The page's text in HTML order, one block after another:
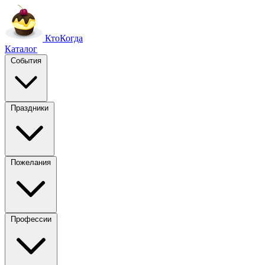
КтоКогда
Каталог
События
Праздники
Пожелания
Профессии